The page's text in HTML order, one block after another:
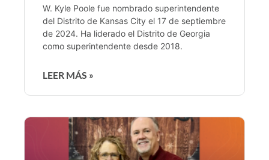
W. Kyle Poole fue nombrado superintendente
del Distrito de Kansas City el 17 de septiembre
de 2024. Ha liderado el Distrito de Georgia
como superintendente desde 2018.
LEER MÁS »